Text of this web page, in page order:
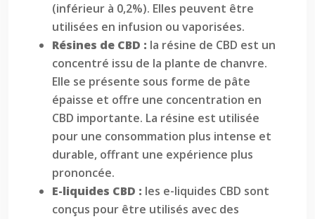
(inférieur à 0,2%). Elles peuvent être
utilisées en infusion ou vaporisées.
Résines de CBD : la résine de CBD est un
concentré issu de la plante de chanvre.
Elle se présente sous forme de pâte
épaisse et offre une concentration en
CBD importante. La résine est utilisée
pour une consommation plus intense et
durable, offrant une expérience plus
prononcée.
E-liquides CBD : les e-liquides CBD sont
conçus pour être utilisés avec des